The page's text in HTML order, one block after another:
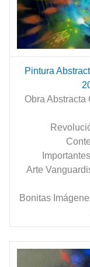
Pintura
Obra Abstracta
Arte
Bonitas